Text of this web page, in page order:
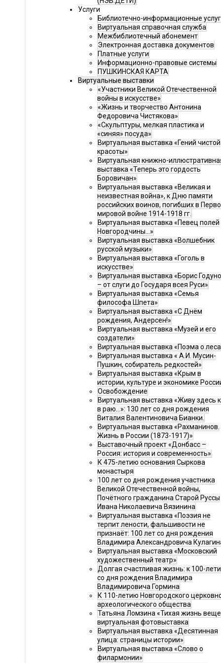
Услуги
Библиотечно-информационные
Виртуальная справочная служба
Межбиблиотечный абонемент
Электронная доставка документов
Платные услуги
Информационно-правовые системы
ПУШКИНСКАЯ КАРТА
Виртуальные выставки
«Участники Великой Отечественной
войны в искусстве»
«Жизнь и творчество Антонина
Федоровича Чистякова»
«Скульптуры, мелкая пластика и
«синяя» посуда»
Виртуальная выставка «Гений чистой
красоты»
Виртуальная книжно-
выставка «Теперь это гордость
Боровичан»
Виртуальная выставка «Великая и
неизвестная война», к Дню памяти
российских воинов, погибших в
мировой войне 1914-1918 гг.
Виртуальная выставка «Певец полей
Новгородчины…»
Виртуальная выставка «Волшебник
русской музыки»
Виртуальная выставка «Гоголь в
искусстве»
Виртуальная выставка «Борис
– от слуги до Государя всея Руси»
Виртуальная выставка «Семья
философа Шпета»
Виртуальная выставка «С Днём
рождения, Андерсен!»
Виртуальная выставка «Музей и его
создатели»
Виртуальная выставка «Поэма о
Виртуальная выставка « А.И. Мусин-
Пушкин, собиратель редкостей»
Виртуальная выставка «Крым в
истории, культуре и экономике
Освобождение
Виртуальная выставка «Живу здесь
в раю…»: 130 лет со дня рождения
Виталия Валентиновича Бианки.
Виртуальная выставка «Рахманинов.
Жизнь в России (1873-1917)»
Выставочный проект «Донбасс –
Россия: история и современность»
К 475-летию основания Сыркова
монастыря
100 лет со дня рождения участника
Великой Отечественной войны,
Почётного гражданина Старой Руссы
Ивана Николаевича Вязинина
Виртуальная выставка «Поэзия не
терпит лености, фальшивости не
признаёт: 100 лет со дня рождения
Владимира Александровича
Виртуальная выставка «Московский
художественный театр»
Долгая счастливая жизнь: к 100-
со дня рождения Владимира
Владимировича Гормина
К 110-летию Новгородского
археологического общества
Татьяна Ломзина «Тихая жизнь
виртуальная фотовыставка
Виртуальная выставка «Десятинная
улица: страницы истории»
Виртуальная выставка «Слово о
филармонии»